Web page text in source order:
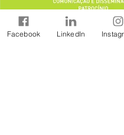
Facebook LinkedIn